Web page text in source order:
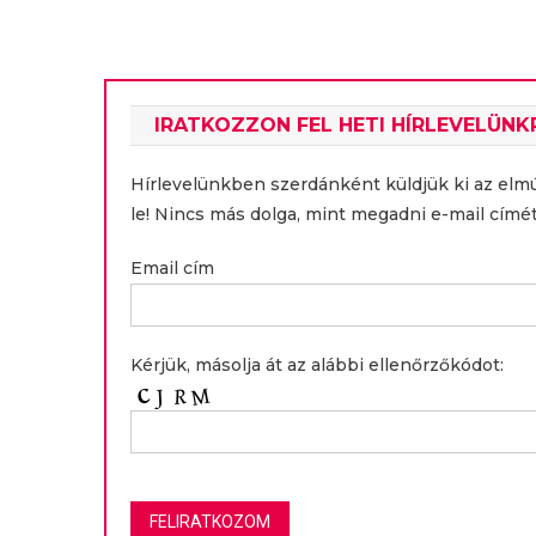
IRATKOZZON FEL HETI
Hírlevelünkben szerdánként küldjük ki az
le! Nincs más dolga, mint megadni e-mail
Email cím
Kérjük, másolja át az alábbi ellenőrzőkódot: